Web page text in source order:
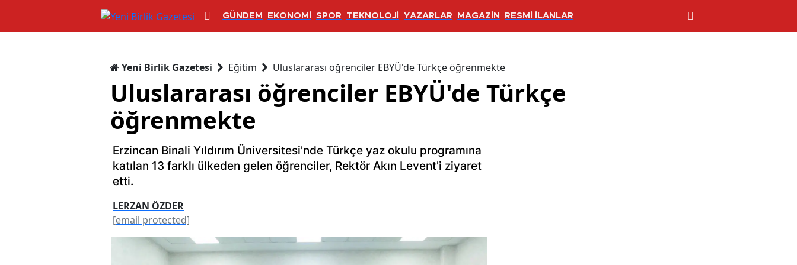
GÜNDEM EKONOMİ SPOR TEKNOLOJİ YAZARLAR MAGAZİN RESMİ İLANLAR
Yeni Birlik Gazetesi Eğitim Uluslararası öğrenciler EBYÜ'de Türkçe öğrenmekte
Uluslararası öğrenciler EBYÜ'de Türkçe
öğrenmekte
Erzincan Binali Yıldırım Üniversitesi'nde Türkçe yaz okulu programına
katılan 13 farklı ülkeden gelen öğrenciler, Rektör Akın Levent'i ziyaret
etti.
LERZAN ÖZDER
[email protected]